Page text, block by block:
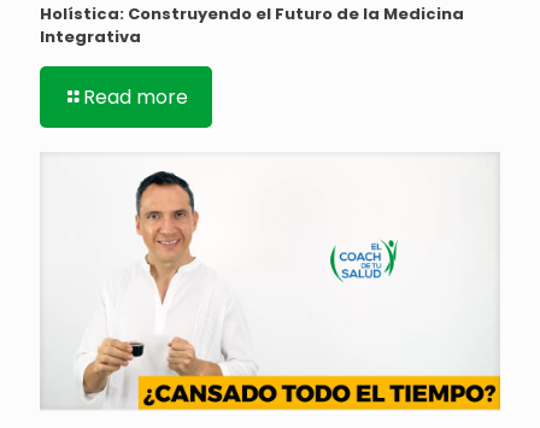
Holística: Construyendo el Futuro de la Medicina
Integrativa
Read more